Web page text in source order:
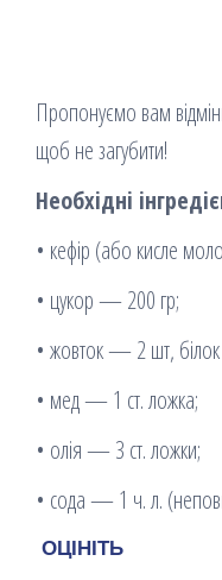
Пропонуємо вам
щоб не загубити!
Необхідні
• кефір (або кисле
• цукор — 200 гр;
• жовток — 2 шт,
• мед — 1 ст. ложка;
• олія — ​​3 ст. ложки;
• сода — 1 ч. л.